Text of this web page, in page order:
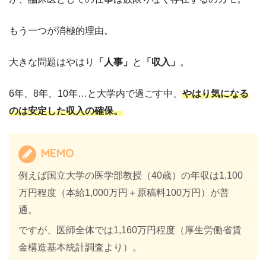
もう一つが消極的理由。
大きな問題はやはり 「人事」 と 「収入」 。
6年、8年、10年…と大学内で過ごす中、 やはり気になる
のは安定した収入の確保。
MEMO
例えば国立大学の医学部教授（40歳）の年収は1,100
万円程度（本給1,000万円＋原稿料100万円）が普
通。
ですが、医師全体では1,160万円程度（厚生労働省賃
金構造基本統計調査より）。